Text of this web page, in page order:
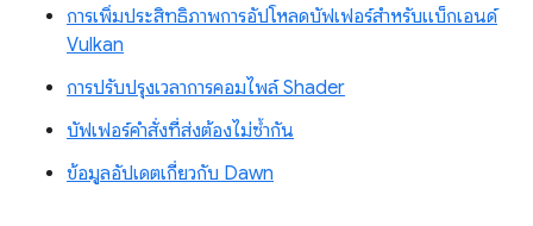
การเพิ่มประสิทธิภาพการอัปโหลดบัฟเฟอร์สำหรับแบ็กเอนด์
Vulkan
การปรับปรุงเวลาการคอมไพล์ Shader
บัฟเฟอร์คำสั่งที่ส่งต้องไม่ซ้ำกัน
ข้อมูลอัปเดตเกี่ยวกับ Dawn